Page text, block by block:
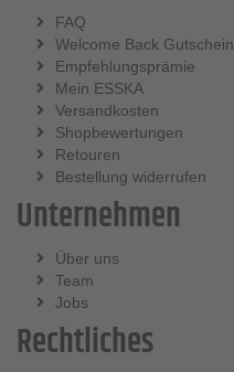
FAQ
Welcome Back Gutschein
Empfehlungsprämie
Mein ESSKA
Versandkosten
Shopbewertungen
Retouren
Bestellung widerrufen
Unternehmen
Über uns
Team
Jobs
Rechtliches